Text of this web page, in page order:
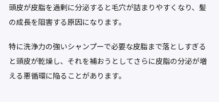
頭皮が皮脂を過剰に分泌すると毛穴が詰まりやすくなり、髪
の成長を阻害する原因になります。
特に洗浄力の強いシャンプーで必要な皮脂まで落としすぎる
と頭皮が乾燥し、それを補おうとしてさらに皮脂の分泌が増
える悪循環に陥ることがあります。